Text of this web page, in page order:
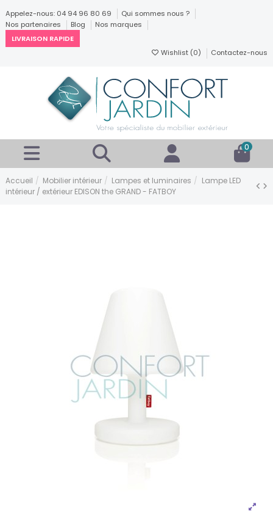
Appelez-nous: 04 94 96 80 69
Qui sommes nous ?
Nos partenaires
Blog
Nos marques
LIVRAISON RAPIDE
Wishlist (0) Contactez-nous
0
Accueil Mobilier intérieur Lampes et luminaires
Lampe LED
intérieur / extérieur EDISON the GRAND - FATBOY